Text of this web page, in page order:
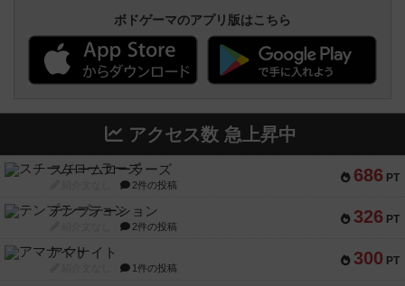
ボドゲーマのアプリ版はこちら
アクセス数 急上昇中
686 PT
スチームローラーズ
2件の投稿
326 PT
テンプテーション
2件の投稿
300 PT
アマナイト
1件の投稿